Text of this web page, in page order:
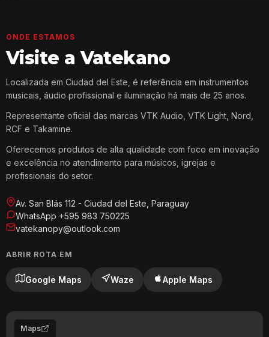
ONDE ESTAMOS
Visite a Vatekano
Localizada em Ciudad del Este, é referência em instrumentos
musicais, áudio profissional e iluminação há mais de 25 anos.
Representante oficial das marcas VTK Audio, VTK Light, Nord,
RCF e Takamine.
Oferecemos produtos de alta qualidade com foco em inovação
e excelência no atendimento para músicos, igrejas e
profissionais do setor.
Av. San Blás 112 - Ciudad del Este, Paraguay
WhatsApp +595 983 750225
vatekanopy@outlook.com
ABRIR ROTA EM
Google Maps Waze Apple Maps
Maps